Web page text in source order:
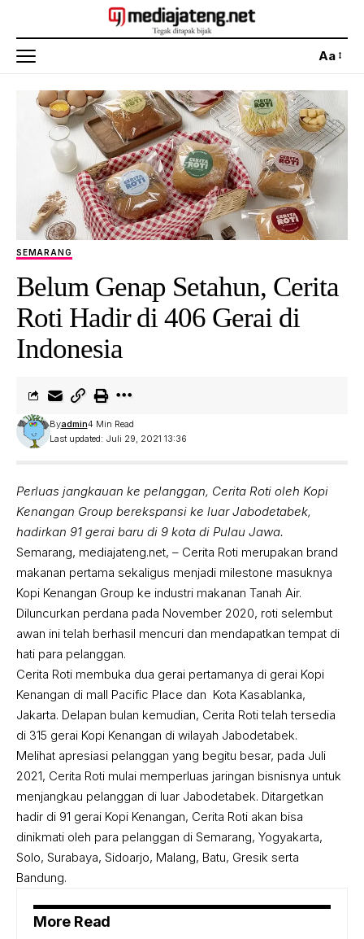
Aa
SEMARANG
Belum Genap Setahun, Cerita
Roti Hadir di 406 Gerai di
Indonesia
Last updated: Juli 29, 2021 13:36
Byadmin4 Min Read
Perluas jangkauan ke pelanggan, Cerita Roti oleh Kopi
Kenangan Group berekspansi ke luar Jabodetabek,
hadirkan 91 gerai baru di 9 kota di Pulau Jawa.
Semarang, mediajateng.net, – Cerita Roti merupakan brand
makanan pertama sekaligus menjadi milestone masuknya
Kopi Kenangan Group ke industri makanan Tanah Air.
Diluncurkan perdana pada November 2020, roti selembut
awan ini telah berhasil mencuri dan mendapatkan tempat di
hati para pelanggan.
Cerita Roti membuka dua gerai pertamanya di gerai Kopi
Kenangan di mall Pacific Place dan Kota Kasablanka,
Jakarta. Delapan bulan kemudian, Cerita Roti telah tersedia
di 315 gerai Kopi Kenangan di wilayah Jabodetabek.
Melihat apresiasi pelanggan yang begitu besar, pada Juli
2021, Cerita Roti mulai memperluas jaringan bisnisnya untuk
menjangkau pelanggan di luar Jabodetabek. Ditargetkan
hadir di 91 gerai Kopi Kenangan, Cerita Roti akan bisa
dinikmati oleh para pelanggan di Semarang, Yogyakarta,
Solo, Surabaya, Sidoarjo, Malang, Batu, Gresik serta
Bandung.
More Read